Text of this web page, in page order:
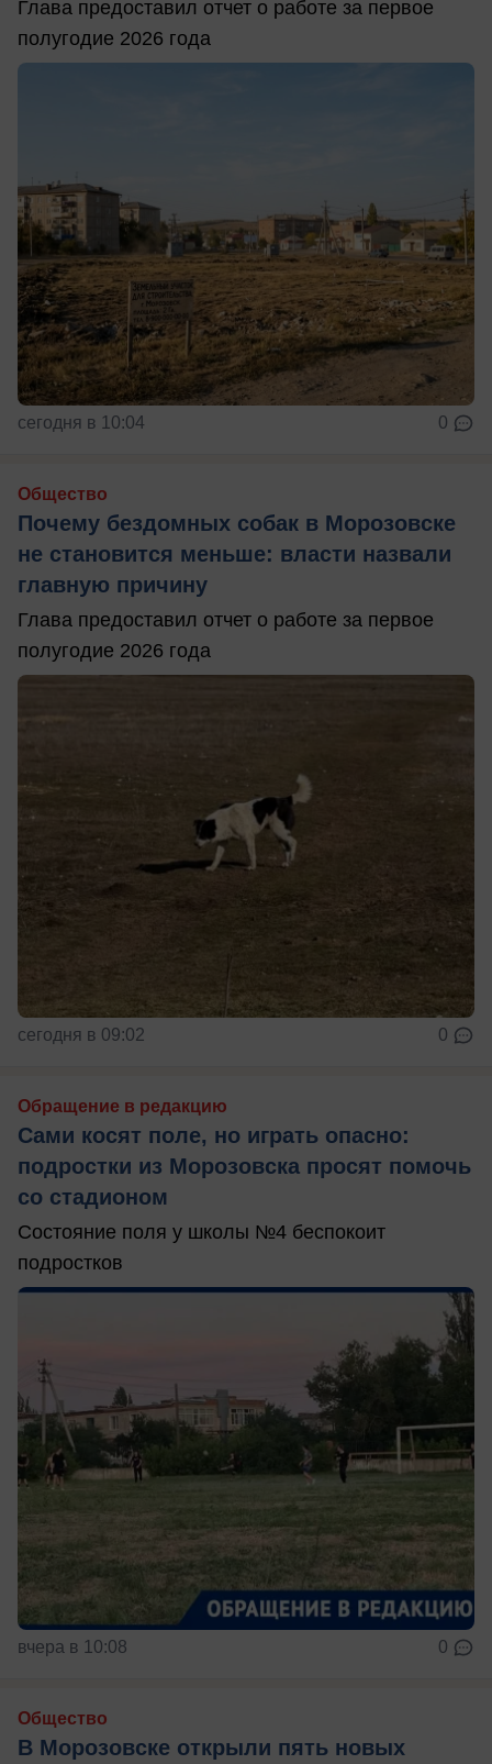
Глава предоставил отчет о работе за первое
полугодие 2026 года
сегодня в 10:04 0
Общество
Почему бездомных собак в Морозовске
не становится меньше: власти назвали
главную причину
Глава предоставил отчет о работе за первое
полугодие 2026 года
сегодня в 09:02 0
Обращение в редакцию
Сами косят поле, но играть опасно:
подростки из Морозовска просят помочь
со стадионом
Состояние поля у школы №4 беспокоит
подростков
вчера в 10:08 0
Общество
В Морозовске открыли пять новых